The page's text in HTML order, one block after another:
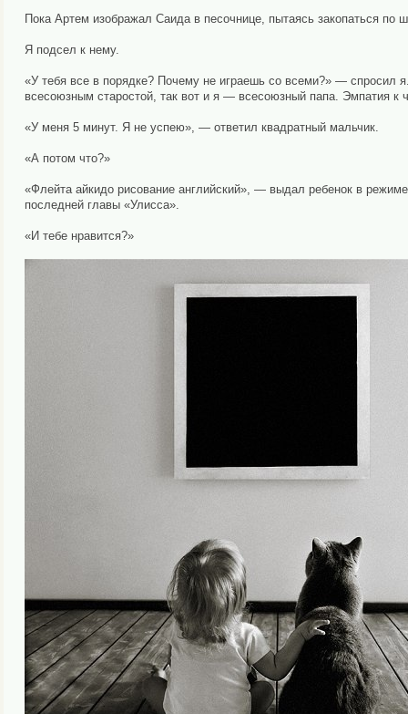
Пока Артем изображал Саида в песочнице, пытаясь закопаться
Я подсел к нему.
«У тебя все в порядке? Почему не играешь со всеми?» —
всесоюзным старостой, так вот и я — всесоюзный папа. Эмпатия к
«У меня 5 минут. Я не успею», — ответил квадратный мальчик.
«А потом что?»
«Флейта айкидо рисование английский», — выдал ребенок в
последней главы «Улисса».
«И тебе нравится?»